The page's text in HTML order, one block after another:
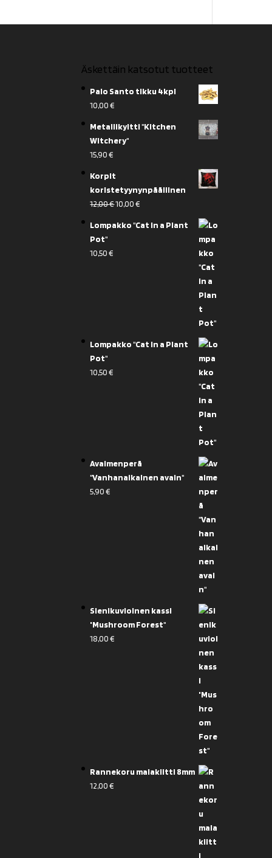
Äskettäin katsotut tuotteet
Palo Santo tikku 4kpl
10,00€
Metallikyltti "Kitchen
Witchery"
15,90€
Korpit
koristetyynynpäällinen
12,00€Alkuperäinen
oli:
10,00€
on:
Lompakko "Cat in a Plant
Pot"
10,50€
Lompakko "Cat in a Plant
Pot"
10,50€
Avaimenperä
"Vanhanaikainen avain"
5,90€
Sienikuvioinen kassi
'Mushroom Forest"
18,00€
Rannekoru malakiitti 8mm
12,00€